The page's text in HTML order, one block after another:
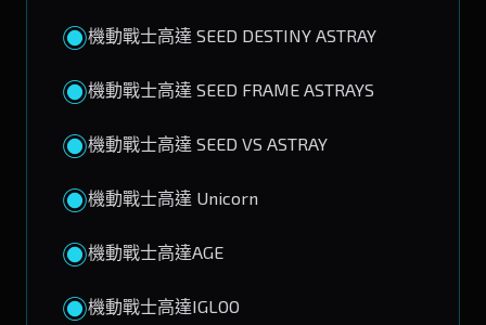
◉機動戰士高達 SEED DESTINY ASTRAY
◉機動戰士高達 SEED FRAME ASTRAYS
◉機動戰士高達 SEED VS ASTRAY
◉機動戰士高達 Unicorn
◉機動戰士高達AGE
◉機動戰士高達IGLOO